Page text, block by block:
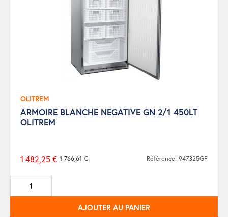
OLITREM
ARMOIRE BLANCHE NEGATIVE GN 2/1 450LT
OLITREM
Prix
de
base
1 766,61 €
1 482,25 € Référence: 947325GF
AJOUTER AU PANIER